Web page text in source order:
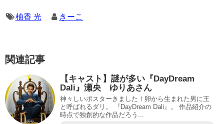
柚香 光 きーこ
関連記事
【キャスト】謎が多い『DayDream
Dali』瀬央 ゆりあさん
神々しいポスターきました！卵から生まれた男に王
と呼ばれるダリ。 『DayDream Dali』。 作品紹介の
時点で独創的な作品だろう...